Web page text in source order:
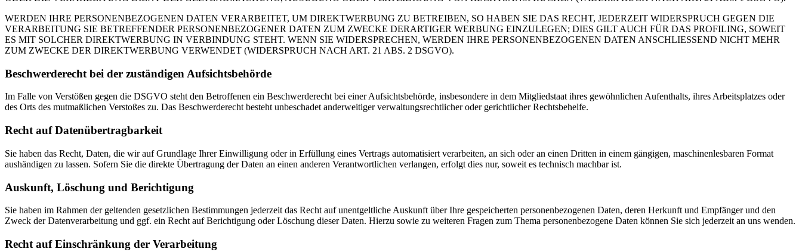
WERDEN IHRE PERSONENBEZOGENEN DATEN VERARBEITET, UM DIREKTWERBUNG ZU BETREIBEN, SO HABEN SIE DAS RECHT, JEDERZEIT WIDERSPRUCH GEGEN DIE
VERARBEITUNG SIE BETREFFENDER PERSONENBEZOGENER DATEN ZUM ZWECKE DERARTIGER WERBUNG EINZULEGEN; DIES GILT AUCH FÜR DAS PROFILING, SOWEIT
ES MIT SOLCHER DIREKTWERBUNG IN VERBINDUNG STEHT. WENN SIE WIDERSPRECHEN, WERDEN IHRE PERSONENBEZOGENEN DATEN ANSCHLIESSEND NICHT MEHR
ZUM ZWECKE DER DIREKTWERBUNG VERWENDET (WIDERSPRUCH NACH ART. 21 ABS. 2 DSGVO).
Beschwerde­recht bei der zuständigen Aufsichts­behörde
Im Falle von Verstößen gegen die DSGVO steht den Betroffenen ein Beschwerderecht bei einer Aufsichtsbehörde, insbesondere in dem Mitgliedstaat ihres gewöhnlichen Aufenthalts, ihres Arbeitsplatzes oder
des Orts des mutmaßlichen Verstoßes zu. Das Beschwerderecht besteht unbeschadet anderweitiger verwaltungsrechtlicher oder gerichtlicher Rechtsbehelfe.
Recht auf Daten­übertrag­barkeit
Sie haben das Recht, Daten, die wir auf Grundlage Ihrer Einwilligung oder in Erfüllung eines Vertrags automatisiert verarbeiten, an sich oder an einen Dritten in einem gängigen, maschinenlesbaren Format
aushändigen zu lassen. Sofern Sie die direkte Übertragung der Daten an einen anderen Verantwortlichen verlangen, erfolgt dies nur, soweit es technisch machbar ist.
Auskunft, Löschung und Berichtigung
Sie haben im Rahmen der geltenden gesetzlichen Bestimmungen jederzeit das Recht auf unentgeltliche Auskunft über Ihre gespeicherten personenbezogenen Daten, deren Herkunft und Empfänger und den
Zweck der Datenverarbeitung und ggf. ein Recht auf Berichtigung oder Löschung dieser Daten. Hierzu sowie zu weiteren Fragen zum Thema personenbezogene Daten können Sie sich jederzeit an uns wenden.
Recht auf Einschränkung der Verarbeitung